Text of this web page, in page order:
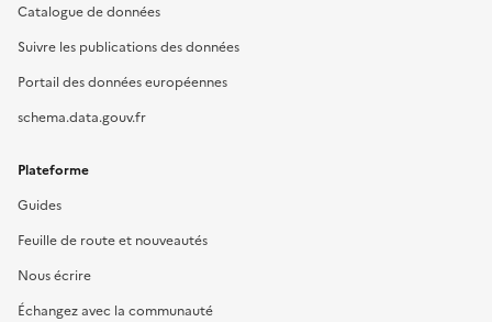
Catalogue de données
Suivre les publications des données
Portail des données européennes
schema.data.gouv.fr
Plateforme
Guides
Feuille de route et nouveautés
Nous écrire
Échangez avec la communauté